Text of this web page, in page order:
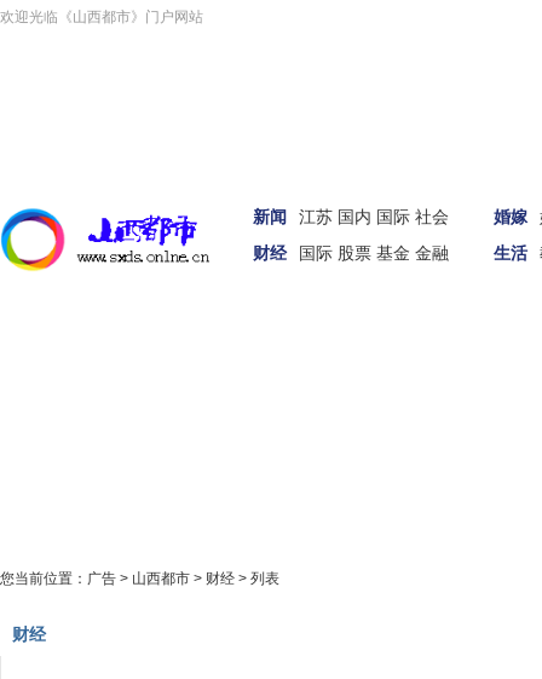
欢迎光临《山西都市》门户网站
新闻 江苏 国内 国际 社会
财经
国际 股票 基金 金融
婚嫁
生活
您当前位置： 广告 > 山西都市 > 财经 > 列表
财经